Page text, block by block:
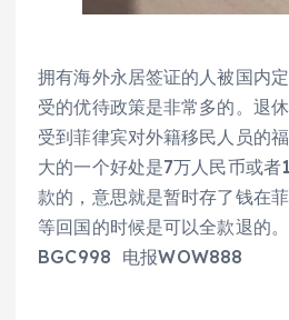
拥有海外永居签证的人被国内
受的优待政策是非常多的。退
受到菲律宾对外籍移民人员的
大的一个好处是7万人民币或者
款的，意思就是暂时存了钱在
等回国的时候是可以全款退的
BGC998 电报WOW888